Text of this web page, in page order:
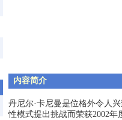
内容简介
丹尼尔·卡尼曼是位格外令人
性模式提出挑战而荣获2002